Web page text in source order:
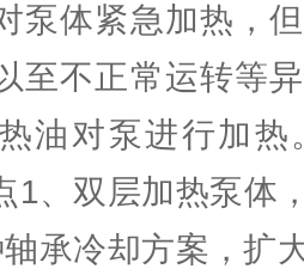
泵体紧急加热，
至不正常运转等
油对泵进行加热
1、双层加热泵体
承冷却方案，扩